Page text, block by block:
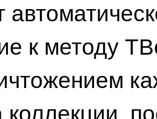
к методу